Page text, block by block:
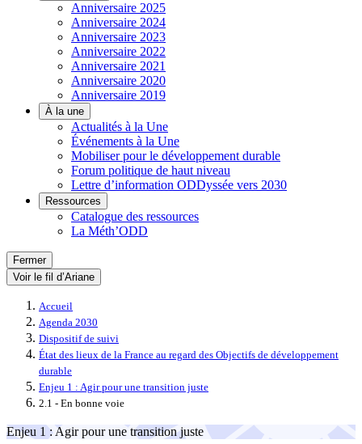
Anniversaire 2025
Anniversaire 2024
Anniversaire 2023
Anniversaire 2022
Anniversaire 2021
Anniversaire 2020
Anniversaire 2019
À la une
Actualités à la Une
Événements à la Une
Mobiliser pour le développement durable
Forum politique de haut niveau
Lettre d’information ODDyssée vers 2030
Ressources
Catalogue des ressources
La Méth’ODD
Fermer
Voir le fil d’Ariane
Accueil
Agenda 2030
Dispositif de suivi
État des lieux de la France au regard des Objectifs de développement
durable
Enjeu 1 : Agir pour une transition juste
2.1 - En bonne voie
Enjeu 1 : Agir pour une transition juste